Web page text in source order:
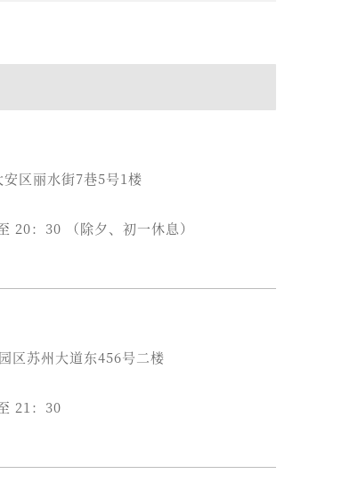
区丽水街7巷5号1楼
20：30 （除夕、初一休息）
区苏州大道东456号二楼
21：30